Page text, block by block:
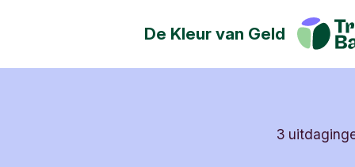
De Kleur van Geld
Geld kan de wereld positief
3